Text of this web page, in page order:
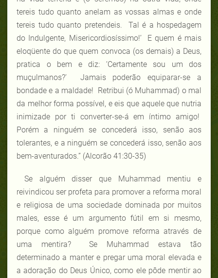
tereis tudo quanto anelam as vossas almas e onde
tereis tudo quanto pretendeis. Tal é a hospedagem
do Indulgente, Misericordiosíssimo!’ E quem é mais
eloqüente do que quem convoca (os demais) a Deus,
pratica o bem e diz: ‘Certamente sou um dos
muçulmanos?’ Jamais poderão equiparar-se a
bondade e a maldade! Retribui (ó Muhammad) o mal
da melhor forma possível, e eis que aquele que nutria
inimizade por ti converter-se-á em íntimo amigo!
Porém a ninguém se concederá isso, senão aos
tolerantes, e a ninguém se concederá isso, senão aos
bem-aventurados.” (Alcorão 41:30-35)
Se alguém disser que Muhammad mentiu e
reivindicou ser profeta para promover a reforma moral
e religiosa de uma sociedade dominada por muitos
males, esse é um argumento fútil em si mesmo,
porque como alguém promove reforma através de
uma mentira? Se Muhammad estava tão
determinado a manter e pregar uma moral elevada e
a adoração do Deus Único, como ele pôde mentir ao